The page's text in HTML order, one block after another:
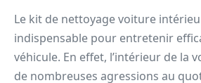
Le kit de nettoyage voiture
indispensable pour entretenir
véhicule. En effet, l’intérieur de la
de nombreuses agressions au